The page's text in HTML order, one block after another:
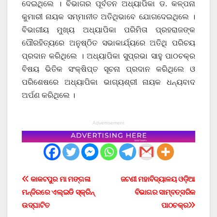
ଦେଇଥିଲେ । ବିଭାଗର ପୂର୍ବତନ ଅଧ୍ୟାପିକା ଡ. କଳ୍ପନା
କୁମାରୀ ନାୟକ ସମ୍ମାନୀତ ଅତିଥିଭାବେ ଯୋଗଦେଇଥିଲେ ।
ବିଭାଗୀୟ ମୁଖ୍ୟ ଅଧ୍ୟାପିକା ପରିମିତା ପ୍ରହରାଜଙ୍କ
ପୌରହିତ୍ୟରେ ଅନୁଷ୍ଠିତ ସଭାକାର୍ଯ୍ୟରେ ଅତିଥି ପରିଚୟ
ପ୍ରଦାନ କରିଥିଲେ । ଅଧ୍ୟାପିକା ସୁପ୍ରଭା ସାହୁ ପାଠଚକ୍ର
ବିଷୟ ଭିତିକ ସଂକ୍ଷିପ୍ତ ସୂଚନା ପ୍ରଦାନ କରିଥିଲେ ଓ
ପରିଶେଷରେ ଅଧ୍ୟାପିକା ଭାଗ୍ୟଶ୍ରୀ ନାୟକ ଧନ୍ୟବାଦ
ଅର୍ପଣ କରିଥିଲେ ।
Advertisement
Post
navigation
ଜଟଣୀ ମହାବିଦ୍ୟାଳୟ ଓଡ଼ିଆ
ବିଭାଗର ସାମ୍ବତ୍ସରିକ
ପାଠଚକ୍ର
କାକଟପୁର ମା ମଙ୍ଗଳା
ମନ୍ଦିରରେ ଏଲ୍‌ଇଡି ସ୍କ୍ରିନ୍
ଉଦ୍‌ଘାଟିତ